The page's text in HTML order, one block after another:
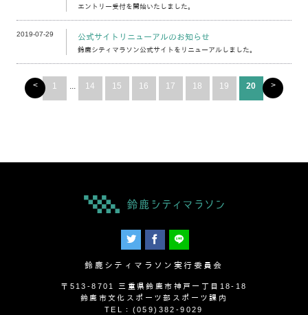
エントリー受付を開始いたしました。
2019-07-29 公式サイトリニューアルのお知らせ
鈴鹿シティマラソン公式サイトをリニューアルしました。
< 1 ... 14 15 16 17 18 19 20 >
鈴鹿シティマラソン実行委員会
〒513-8701 三重県鈴鹿市神戸一丁目18-18
鈴鹿市文化スポーツ部スポーツ課内
TEL：(059)382-9029